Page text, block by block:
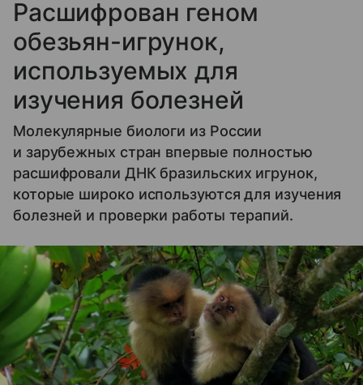
Расшифрован геном
обезьян-игрунок,
используемых для
изучения болезней
Молекулярные биологи из России
и зарубежных стран впервые полностью
расшифровали ДНК бразильских игрунок,
которые широко используются для изучения
болезней и проверки работы терапий.